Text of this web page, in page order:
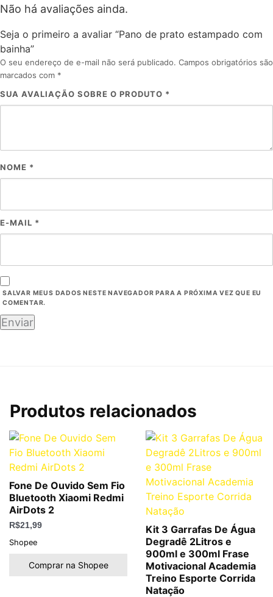
Não há avaliações ainda.
Seja o primeiro a avaliar “Pano de prato estampado com
bainha”
O seu endereço de e-mail não será publicado. Campos obrigatórios são
marcados com *
SUA AVALIAÇÃO SOBRE O PRODUTO *
NOME *
E-MAIL *
SALVAR MEUS DADOS NESTE NAVEGADOR PARA A PRÓXIMA VEZ QUE EU
COMENTAR.
Produtos relacionados
Fone De Ouvido Sem Fio
Bluetooth Xiaomi Redmi
AirDots 2
R$21,99
Shopee
Comprar na Shopee
Kit 3 Garrafas De Água
Degradê 2Litros e
900ml e 300ml Frase
Motivacional Academia
Treino Esporte Corrida
Natação